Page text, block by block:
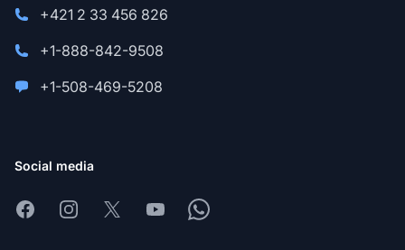
+421 2 33 456 826
+1-888-842-9508
+1-508-469-5208
Social media
FacebookInstagram
X YoutubeWhatsapp